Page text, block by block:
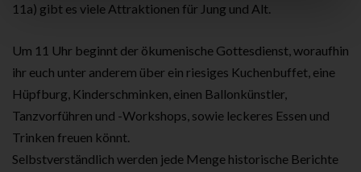
11a) gibt es viele Attraktionen für Jung und Alt.
Um 11 Uhr beginnt der ökumenische Gottesdienst, woraufhin
ihr euch unter anderem über ein riesiges Kuchenbuffet, eine
Hüpfburg, Kinderschminken, einen Ballonkünstler,
Tanzvorführen und -Workshops, sowie leckeres Essen und
Trinken freuen könnt.
Selbstverständlich werden jede Menge historische Berichte